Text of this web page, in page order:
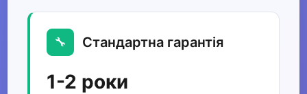
🔧 Стандартна гарантія
1-2 роки